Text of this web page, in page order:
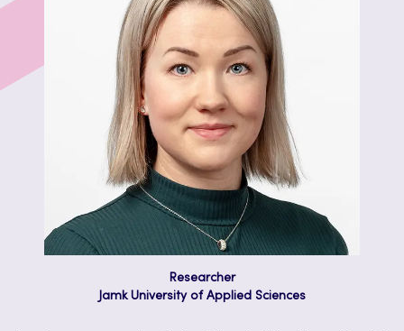
Researcher
Jamk University of Applied Sciences